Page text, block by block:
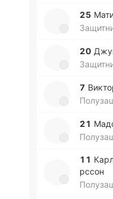
25
20
7
21
11
рссон